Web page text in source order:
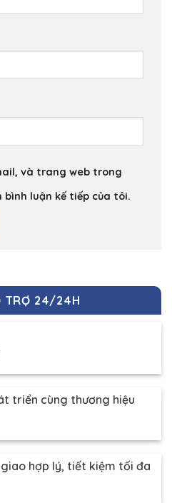
và trang web trong
luận kế tiếp của tôi.
TRỢ 24/24H
triển cùng thương hiệu
giao hợp lý, tiết kiệm tối đa